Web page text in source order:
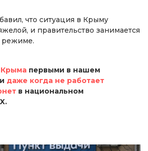
что ситуация в Крыму
и правительство занимается
Крыма первыми в нашем
даже когда не работает
в национальном